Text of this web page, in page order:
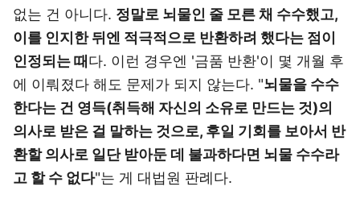
없는 건 아니다. 정말로 뇌물인 줄 모른 채 수수했고,
이를 인지한 뒤엔 적극적으로 반환하려 했다는 점이
인정되는 때 다. 이런 경우엔 '금품 반환'이 몇 개월 후
에 이뤄졌다 해도 문제가 되지 않는다. "뇌물을 수수
한다는 건 영득(취득해 자신의 소유로 만드는 것)의
의사로 받은 걸 말하는 것으로, 후일 기회를 보아서 반
환할 의사로 일단 받아둔 데 불과하다면 뇌물 수수라
고 할 수 없다"는 게 대법원 판례다.